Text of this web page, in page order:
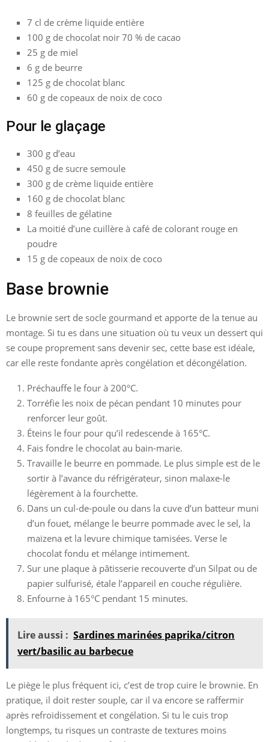
7 cl de crème liquide entière
100 g de chocolat noir 70 % de cacao
25 g de miel
6 g de beurre
125 g de chocolat blanc
60 g de copeaux de noix de coco
Pour le glaçage
300 g d’eau
450 g de sucre semoule
300 g de crème liquide entière
160 g de chocolat blanc
8 feuilles de gélatine
La moitié d’une cuillère à café de colorant rouge en
poudre
15 g de copeaux de noix de coco
Base brownie
Le brownie sert de socle gourmand et apporte de la tenue au
montage. Si tu es dans une situation où tu veux un dessert qui
se coupe proprement sans devenir sec, cette base est idéale,
car elle reste fondante après congélation et décongélation.
Préchauffe le four à 200°C.
Torréfie les noix de pécan pendant 10 minutes pour
renforcer leur goût.
Éteins le four pour qu’il redescende à 165°C.
Fais fondre le chocolat au bain-marie.
Travaille le beurre en pommade. Le plus simple est de le
sortir à l’avance du réfrigérateur, sinon malaxe-le
légèrement à la fourchette.
Dans un cul-de-poule ou dans la cuve d’un batteur muni
d’un fouet, mélange le beurre pommade avec le sel, la
maïzena et la levure chimique tamisées. Verse le
chocolat fondu et mélange intimement.
Sur une plaque à pâtisserie recouverte d’un Silpat ou de
papier sulfurisé, étale l’appareil en couche régulière.
Enfourne à 165°C pendant 15 minutes.
Lire aussi : Sardines marinées paprika/citron
vert/basilic au barbecue
Le piège le plus fréquent ici, c’est de trop cuire le brownie. En
pratique, il doit rester souple, car il va encore se raffermir
après refroidissement et congélation. Si tu le cuis trop
longtemps, tu risques un contraste de textures moins